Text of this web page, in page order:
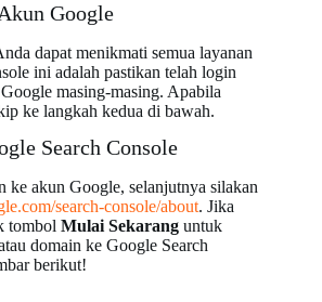
Google
dapat menikmati semua layanan
ini adalah pastikan telah login
masing-masing. Apabila
ke langkah kedua di bawah.
Search Console
ke akun Google, selanjutnya silakan
search-console/about. Jika
tombol Mulai Sekarang untuk
domain ke Google Search
berikut!